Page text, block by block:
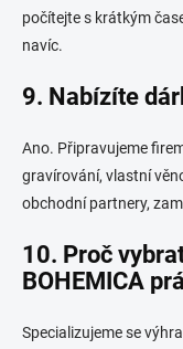
počítejte s krátkým
navíc.
9. Nabízíte
Ano. Připravujeme
gravírování, vlastní
obchodní partnery,
10. Proč
BOHEMICA
Specializujeme se